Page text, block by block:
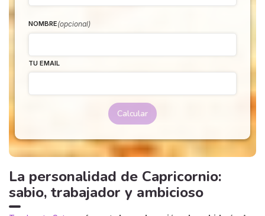
NOMBRE(opcional)
TU EMAIL
Calcular
La personalidad de Capricornio:
sabio, trabajador y ambicioso